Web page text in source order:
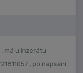
má u inzerátu
, po napsání